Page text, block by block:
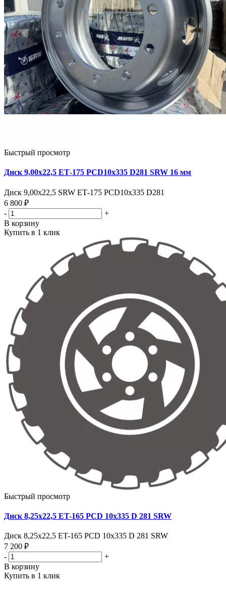
Быстрый просмотр
Диск 9,00х22,5 ЕТ-175 PCD10x335 D281 SRW 16 мм
Диск 9,00х22,5 SRW ЕТ-175 PCD10x335 D281
6 800 ₽
-
+
В корзину
Купить в 1 клик
Быстрый просмотр
Диск 8,25х22,5 ET-165 PCD 10x335 D 281 SRW
Диск 8,25х22,5 ET-165 PCD 10x335 D 281 SRW
7 200 ₽
-
+
В корзину
Купить в 1 клик